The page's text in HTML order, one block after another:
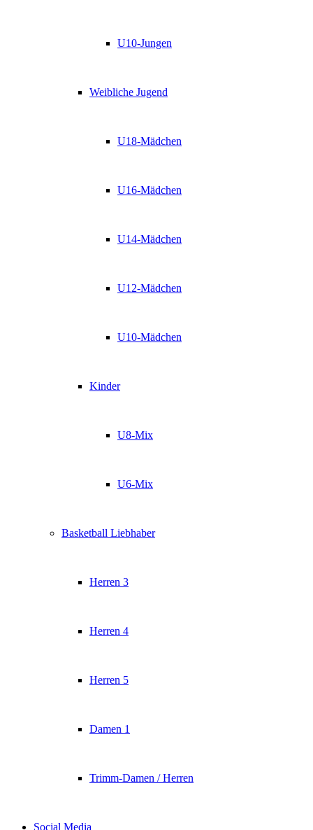
U10-Jungen
Weibliche Jugend
U18-Mädchen
U16-Mädchen
U14-Mädchen
U12-Mädchen
U10-Mädchen
Kinder
U8-Mix
U6-Mix
Basketball Liebhaber
Herren 3
Herren 4
Herren 5
Damen 1
Trimm-Damen / Herren
Social Media